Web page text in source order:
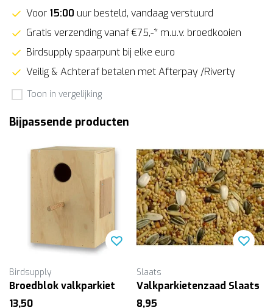
Voor 15:00 uur besteld, vandaag verstuurd
Gratis verzending vanaf €75,-* m.u.v. broedkooien
Birdsupply spaarpunt bij elke euro
Veilig & Achteraf betalen met Afterpay /Riverty
Toon in vergelijking
Bijpassende producten
Birdsupply
Broedblok valkparkiet
13,50
Slaats
Valkparkietenzaad Slaats
8,95